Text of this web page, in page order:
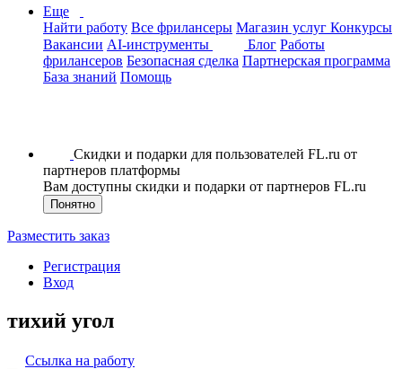
Еще
Найти работу Все фрилансеры Магазин услуг Конкурсы
Вакансии AI-инструменты Блог Работы
фрилансеров Безопасная сделка Партнерская программа
База знаний Помощь
Скидки и подарки для пользователей FL.ru от
партнеров платформы
Вам доступны скидки и подарки от партнеров FL.ru
Понятно
Разместить заказ
Регистрация
Вход
тихий угол
Ссылка на работу